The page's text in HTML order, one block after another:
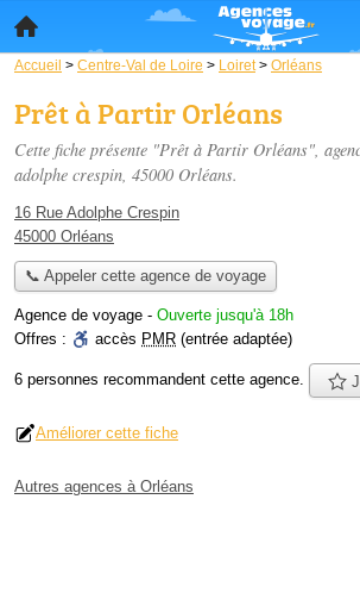
Accueil > Centre-Val de Loire > Loiret > Orléans
Prêt à Partir Orléans
Cette fiche présente "Prêt à Partir Orléans",
adolphe crespin, 45000 Orléans.
16 Rue Adolphe Crespin
45000 Orléans
📞 Appeler cette agence de voyage
Agence de voyage - Ouverte jusqu'à 18h
Offres :
accès PMR (entrée adaptée)
6 personnes recommandent cette agence.
Améliorer cette fiche
Autres agences à Orléans